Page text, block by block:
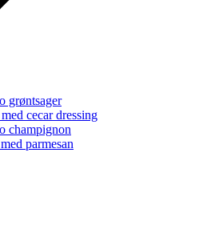
grøntsager
cecar dressing
champignon
parmesan